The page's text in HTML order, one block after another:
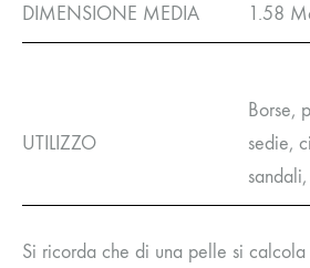
DIMENSIONE MEDIA 1.58
UTILIZZO
Borse,
sedie,
Si ricorda che di una pelle si